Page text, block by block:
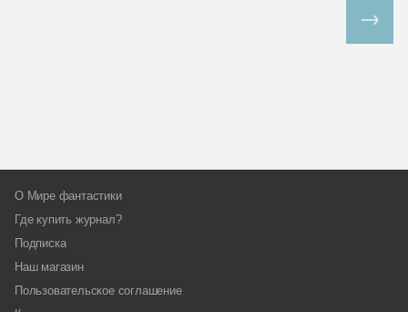
О Мире фантастики
Где купить журнал?
Подписка
Наш магазин
Пользовательское соглашение